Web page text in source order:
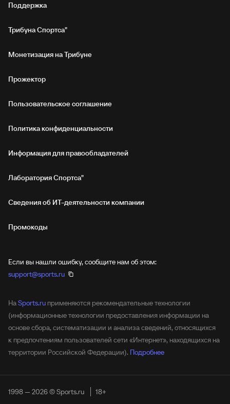
Поддержка
Трибуна Спортса"
Монетизация на Трибуне
Прожектор
Пользовательское соглашение
Политика конфиденциальности
Информация для правообладателей
Лаборатория Спортса"
Сведения об ИТ‑деятельности компании
Промокоды
Если вы нашли ошибку, сообщите нам об этом:
support@sports.ru
НаSports.ru применяются рекомендательные технологии
(информационные технологии предоставления информации на
основе сбора, систематизации и анализа сведений, относящихся
к предпочтениям пользователей сети «Интернет», находящихся на
территории Российской Федерации). Подробнее
1998 — 2026 © Sports.ru 18+